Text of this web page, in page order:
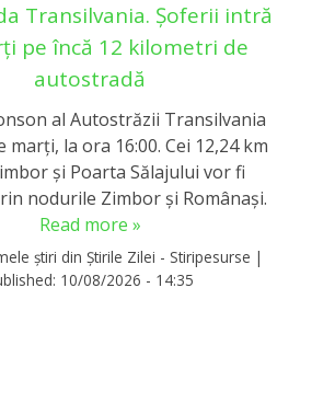
Transilvania. Șoferii intră
pe încă 12 kilometri de
autostradă
al Autostrăzii Transilvania
marți, la ora 16:00. Cei 12,24 km
și Poarta Sălajului vor fi
nodurile Zimbor și Românași.
Read more »
știri din Știrile Zilei - Stiripesurse |
10/08/2026 - 14:35